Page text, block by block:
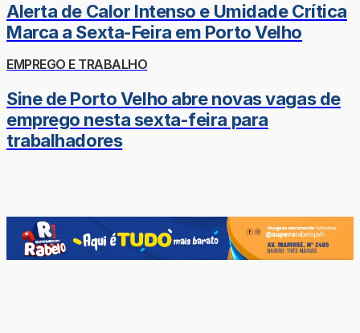
Alerta de Calor Intenso e Umidade Crítica
Marca a Sexta-Feira em Porto Velho
EMPREGO E TRABALHO
Sine de Porto Velho abre novas vagas de
emprego nesta sexta-feira para
trabalhadores